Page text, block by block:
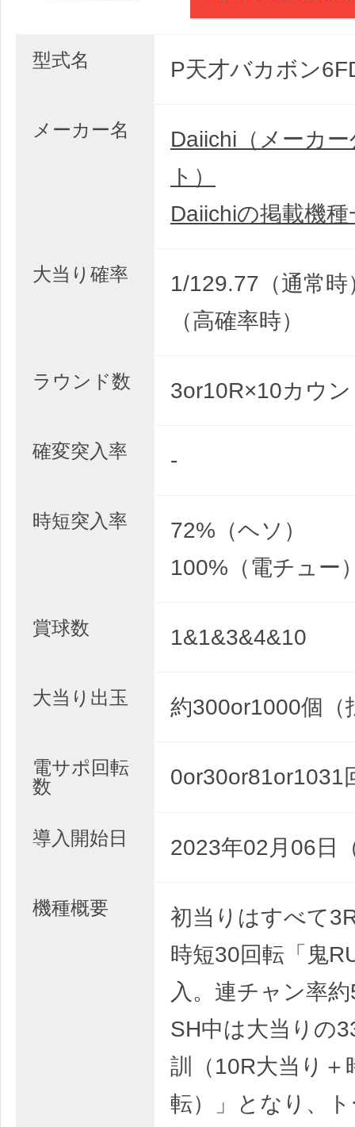
型式名 P天才バカボン
メーカー名
Daiichi（メーカ
ト）
Daiichiの掲載機種
大当り確率
1/129.77（通常
（高確率時）
ラウンド数 3or10R×10カウ
確変突入率 -
時短突入率
72%（ヘソ）
100%（電チュー
賞球数 1&1&3&4&10
大当り出玉 約300or1000個（
電サポ回転
数
0or30or81or1031
導入開始日 2023年02月06日
機種概要
初当りはすべて
時短30回転「鬼
入。連チャン率
SH中は大当りの
訓（10R大当り＋
転）」となり、